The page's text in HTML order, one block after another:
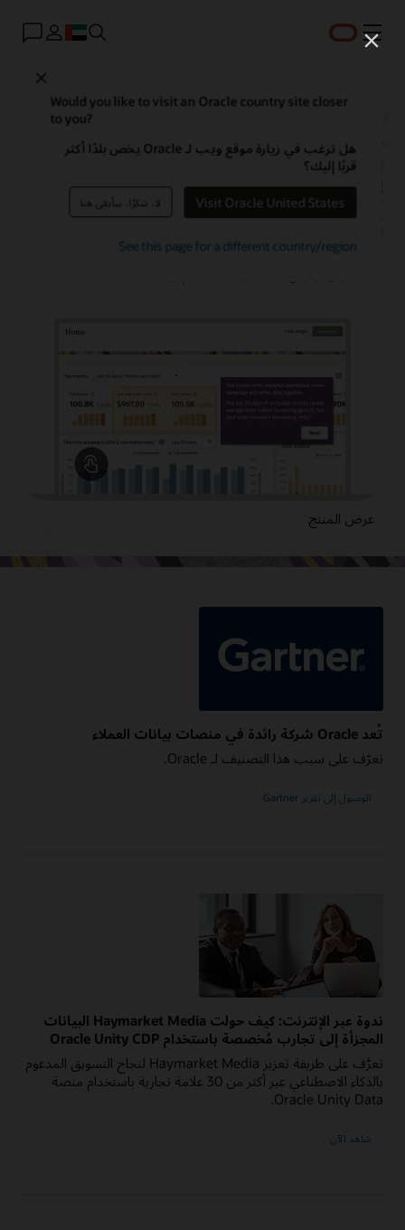
القائمة
Would you like to visit an Oracle country site closer
to you?
هل ترغب في زيارة موقع ويب لـ Oracle يخص بلدًا أكثر
قربًا إليك؟
Visit Oracle United States لا، شكرًا، سأبقى هنا
See this page for a different country/region
منصة Oracle Unity Data
إلى ملفات تعريف عملاء قابلة للتنفيذ وموثوقة وممكّنة للذكاء الاصطناعي.
باستخدام البيانات الكاملة والموحدة، يمكن للمؤسسات إنشاء جماهير وتعزيزها،
وإنشاء المزيد من الفرص الجاهزة للمحادثة، وتخصيص التجارب، والكشف عن
عرض المنتج
تُعد Oracle شركة رائدة في منصات بيانات العملاء
تعرّف على سبب هذا التصنيف لـ Oracle.
الوصول إلى تقرير Gartner
ندوة عبر الإنترنت: كيف حولت Haymarket Media البيانات
المجزأة إلى تجارب مُخصصة باستخدام Oracle Unity CDP
تعرَّف على طريقة تعزيز Haymarket Media لنجاح التسويق المدعوم
بالذكاء الاصطناعي عبر أكثر من 30 علامة تجارية باستخدام منصة
Oracle Unity Data.
شاهد الآن